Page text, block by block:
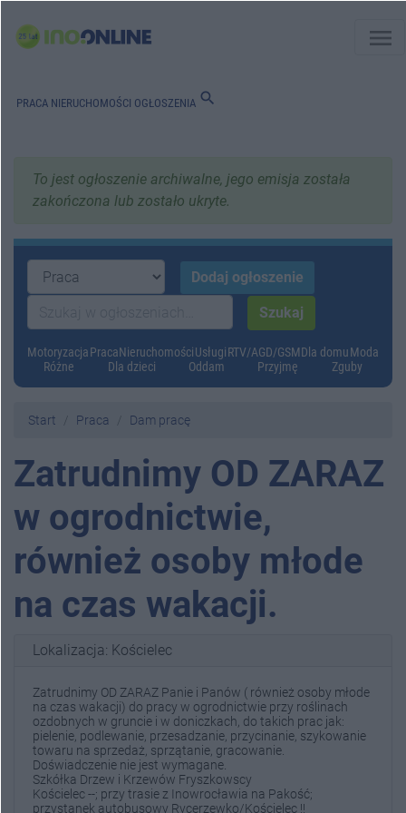
menu
PRACA NIERUCHOMOŚCI OGŁOSZENIA search
To jest ogłoszenie archiwalne, jego emisja została
zakończona lub zostało ukryte.
MotoryzacjaPracaNieruchomościUsługiRTV/AGD/GSMDla domuModa
Różne
Dla dzieci Oddam Przyjmę Zguby
Start Praca Dam pracę
Zatrudnimy OD ZARAZ
w ogrodnictwie,
również osoby młode
na czas wakacji.
Lokalizacja: Kościelec
Zatrudnimy OD ZARAZ Panie i Panów ( również osoby młode
na czas wakacji) do pracy w ogrodnictwie przy roślinach
ozdobnych w gruncie i w doniczkach, do takich prac jak:
pielenie, podlewanie, przesadzanie, przycinanie, szykowanie
towaru na sprzedaż, sprzątanie, gracowanie.
Doświadczenie nie jest wymagane.
Szkółka Drzew i Krzewów Fryszkowscy
Kościelec --; przy trasie z Inowrocławia na Pakość;
przystanek autobusowy Rycerzewko/Kościelec !!